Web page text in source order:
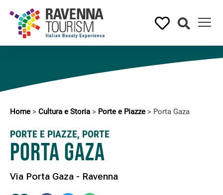
Home > Cultura e Storia > Porte e Piazze > Porta Gaza
PORTE E PIAZZE, PORTE
Porta Gaza
Via Porta Gaza - Ravenna